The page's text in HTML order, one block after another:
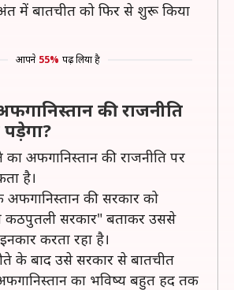
में बातचीत को फिर से शुरू किया
आपने 55% पढ़ लिया है
की राजनीति
अफगानिस्तान की राजनीति पर
है।
की सरकार को
कठपुतली सरकार" बताकर उससे
करता रहा है।
के बाद उसे सरकार से बातचीत
का भविष्य बहुत हद तक